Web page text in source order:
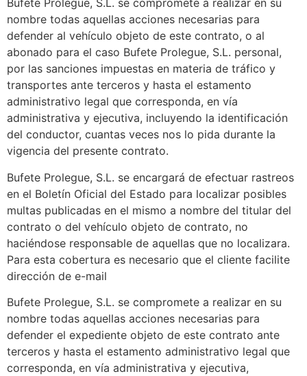
Bufete Prolegue, S.L. se compromete a realizar en su
nombre todas aquellas acciones necesarias para
defender al vehículo objeto de este contrato, o al
abonado para el caso Bufete Prolegue, S.L. personal,
por las sanciones impuestas en materia de tráfico y
transportes ante terceros y hasta el estamento
administrativo legal que corresponda, en vía
administrativa y ejecutiva, incluyendo la identificación
del conductor, cuantas veces nos lo pida durante la
vigencia del presente contrato.
Bufete Prolegue, S.L. se encargará de efectuar rastreos
en el Boletín Oficial del Estado para localizar posibles
multas publicadas en el mismo a nombre del titular del
contrato o del vehículo objeto de contrato, no
haciéndose responsable de aquellas que no localizara.
Para esta cobertura es necesario que el cliente facilite
dirección de e-mail
Bufete Prolegue, S.L. se compromete a realizar en su
nombre todas aquellas acciones necesarias para
defender el expediente objeto de este contrato ante
terceros y hasta el estamento administrativo legal que
corresponda, en vía administrativa y ejecutiva,